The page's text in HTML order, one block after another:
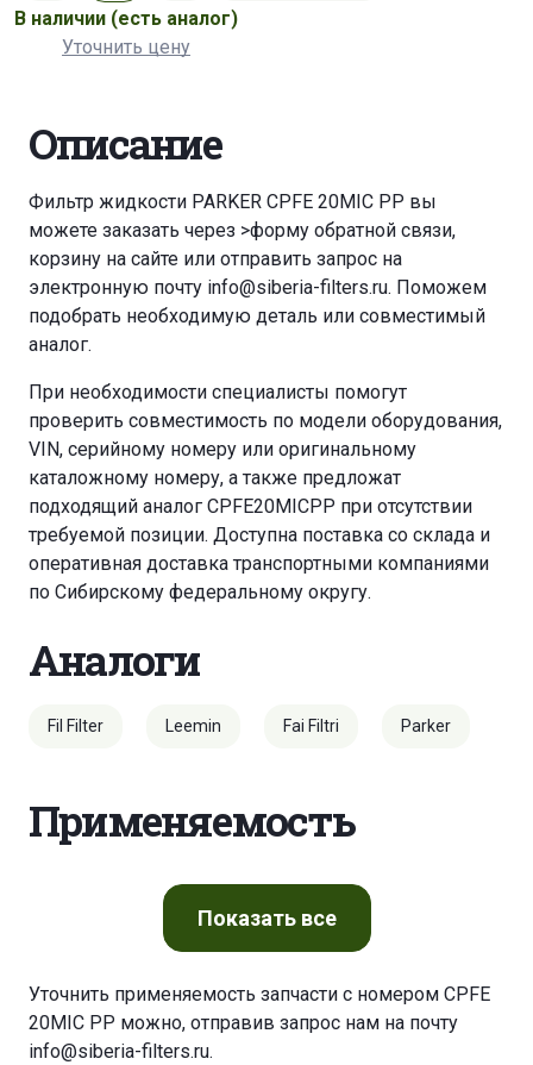
В наличии (есть аналог)
Уточнить цену
Описание
Фильтр жидкости PARKER CPFE 20MIC PP вы
можете заказать через >форму обратной связи,
корзину на сайте или отправить запрос на
электронную почту info@siberia-filters.ru. Поможем
подобрать необходимую деталь или совместимый
аналог.
При необходимости специалисты помогут
проверить совместимость по модели оборудования,
VIN, серийному номеру или оригинальному
каталожному номеру, а также предложат
подходящий аналог CPFE20MICPP при отсутствии
требуемой позиции. Доступна поставка со склада и
оперативная доставка транспортными компаниями
по Сибирскому федеральному округу.
Аналоги
Fil Filter Leemin Fai Filtri Parker
Применяемость
Показатьвсе
Уточнить применяемость запчасти с номером CPFE
20MIC PP можно, отправив запрос нам на почту
info@siberia-filters.ru.